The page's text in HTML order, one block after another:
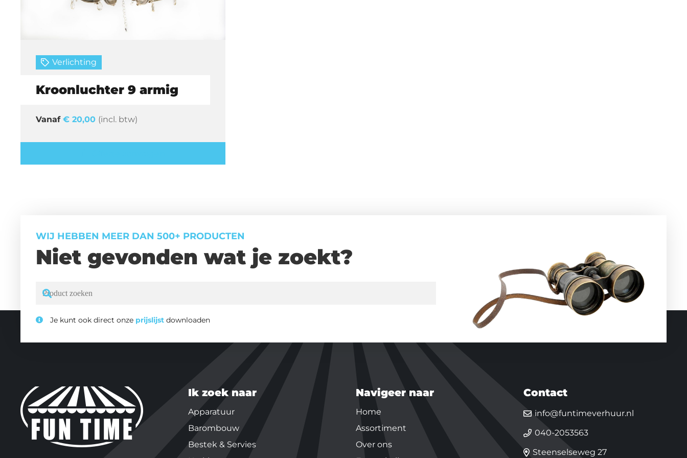
Verlichting
Kroonluchter 9 armig
€ 20,00 (incl. btw)
WIJ HEBBEN MEER DAN 500+ PRODUCTEN
Niet gevonden wat je zoekt?
Je kunt ook direct onze prijslijst downloaden
Ik zoek naar
Apparatuur
Barombouw
Bestek & Servies
Navigeer naar
Home
Assortiment
Over ons
Contact
info@funtimeverhuur.nl
040-2053563
Steenselseweg 27